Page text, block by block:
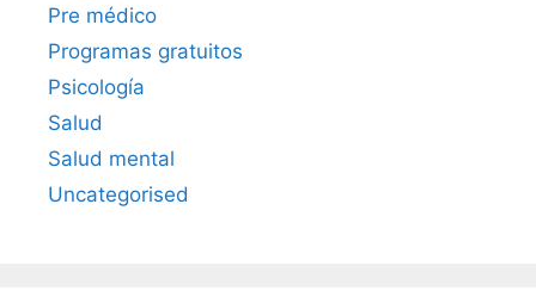
Pre médico
Programas gratuitos
Psicología
Salud
Salud mental
Uncategorised